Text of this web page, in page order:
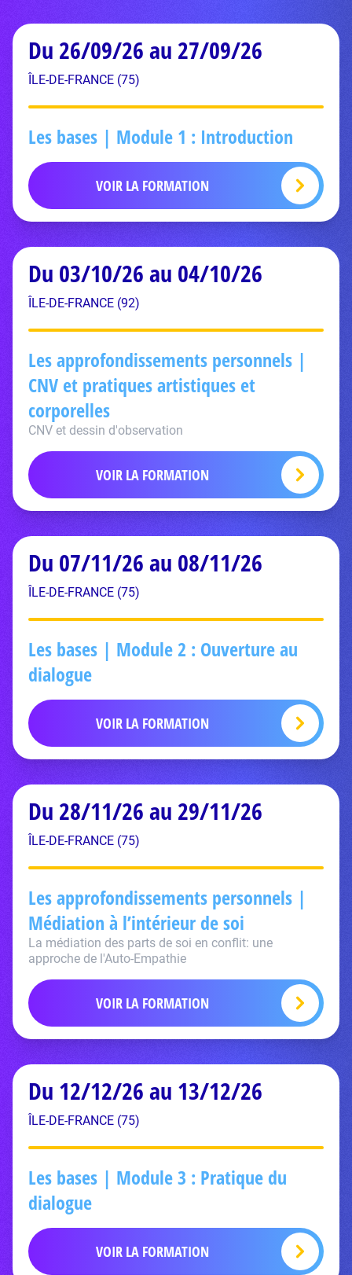
Du 26/09/26 au 27/09/26
ÎLE-DE-FRANCE (75)
Les bases | Module 1 : Introduction
VOIR LA FORMATION
Du 03/10/26 au 04/10/26
ÎLE-DE-FRANCE (92)
Les approfondissements personnels |
CNV et pratiques artistiques et
corporelles
CNV et dessin d'observation
VOIR LA FORMATION
Du 07/11/26 au 08/11/26
ÎLE-DE-FRANCE (75)
Les bases | Module 2 : Ouverture au
dialogue
VOIR LA FORMATION
Du 28/11/26 au 29/11/26
ÎLE-DE-FRANCE (75)
Les approfondissements personnels |
Médiation à l’intérieur de soi
La médiation des parts de soi en conflit: une
approche de l'Auto-Empathie
VOIR LA FORMATION
Du 12/12/26 au 13/12/26
ÎLE-DE-FRANCE (75)
Les bases | Module 3 : Pratique du
dialogue
VOIR LA FORMATION